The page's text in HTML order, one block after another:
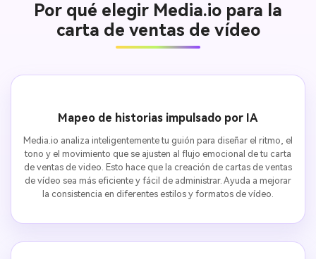
Por qué elegir Media.io para la
carta de ventas de vídeo
Mapeo de historias impulsado por IA
Media.io analiza inteligentemente tu guión para diseñar el ritmo, el
tono y el movimiento que se ajusten al flujo emocional de tu carta
de ventas de video. Esto hace que la creación de cartas de ventas
de vídeo sea más eficiente y fácil de administrar. Ayuda a mejorar
la consistencia en diferentes estilos y formatos de vídeo.